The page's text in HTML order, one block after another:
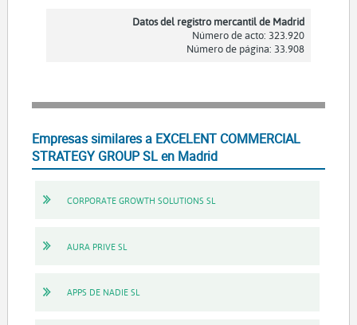
Datos del registro mercantil de Madrid
Número de acto: 323.920
Número de página: 33.908
Empresas similares a EXCELENT COMMERCIAL
STRATEGY GROUP SL en Madrid
CORPORATE GROWTH SOLUTIONS SL
AURA PRIVE SL
APPS DE NADIE SL